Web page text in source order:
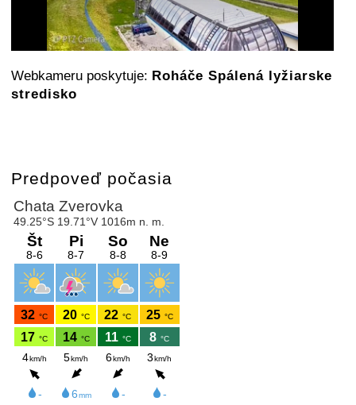
Webkameru poskytuje: Roháče Spálená lyžiarske
stredisko
Predpoveď počasia